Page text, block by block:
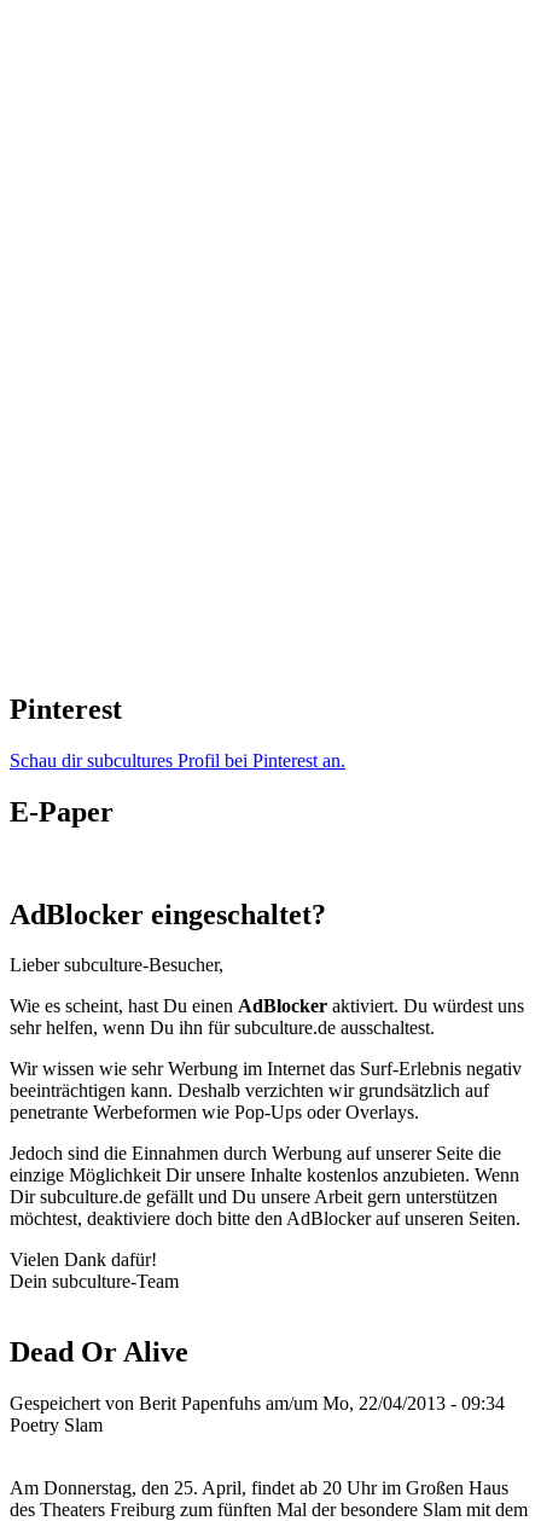
Pinterest
Schau dir subcultures Profil bei Pinterest an.
E-Paper
AdBlocker eingeschaltet?
Lieber subculture-Besucher,
Wie es scheint, hast Du einen AdBlocker aktiviert. Du würdest uns
sehr helfen, wenn Du ihn für subculture.de ausschaltest.
Wir wissen wie sehr Werbung im Internet das Surf-Erlebnis negativ
beeinträchtigen kann. Deshalb verzichten wir grundsätzlich auf
penetrante Werbeformen wie Pop-Ups oder Overlays.
Jedoch sind die Einnahmen durch Werbung auf unserer Seite die
einzige Möglichkeit Dir unsere Inhalte kostenlos anzubieten. Wenn
Dir subculture.de gefällt und Du unsere Arbeit gern unterstützen
möchtest, deaktiviere doch bitte den AdBlocker auf unseren Seiten.
Vielen Dank dafür!
Dein subculture-Team
Dead Or Alive
Gespeichert von Berit Papenfuhs am/um Mo, 22/04/2013 - 09:34
Poetry Slam
Am Donnerstag, den 25. April, findet ab 20 Uhr im Großen Haus
des Theaters Freiburg zum fünften Mal der besondere Slam mit dem